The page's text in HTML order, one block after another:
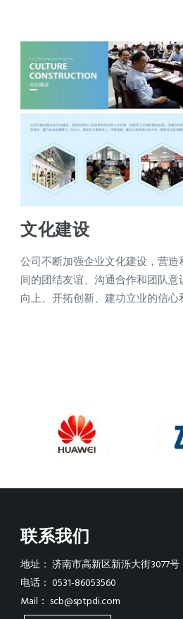
文化建设
公司不断加强企业文化建设，营
间的团结友谊、沟通合作和团队
向上、开拓创新、建功立业的信心
联系我们
地址： 济南市高新区新泺大街3077号
电话： 0531-86053560
Mail： scb@sptpdi.com